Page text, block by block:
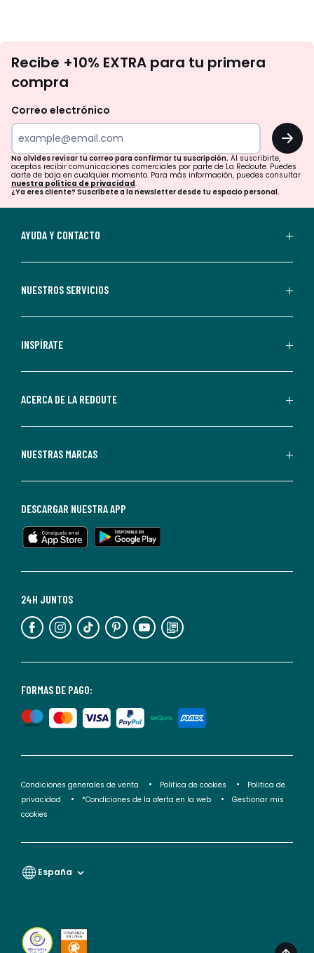
te
tu
para
confirmar
tu
suscripción.
aceptas
comerciales
personalizadas
parte
Redoute.
de
en
cualquier
Para
información,
puedes
nuestra
de
privacidad</2>.
Recibe +10% EXTRA para tu primera
compra
Correo electrónico
OK
No olvides revisar tu correo para confirmar tu suscripción. Al suscribirte,
aceptas recibir comunicaciones comerciales por parte de La Redoute. Puedes
darte de baja en cualquier momento. Para más información, puedes consultar
nuestra política de privacidad.
¿Ya eres cliente? Suscríbete a la newsletter desde tu espacio personal.
AYUDA Y CONTACTO
NUESTROS SERVICIOS
INSPÍRATE
ACERCA DE LA REDOUTE
NUESTRAS MARCAS
FORMAS DE PAGO:
24H JUNTOS
DESCARGAR NUESTRA APP
Condiciones generales de venta Politica de cookies
Politica de
privacidad
*Condiciones de la oferta en la web
Gestionar mis
cookies
España